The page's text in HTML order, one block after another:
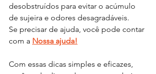
desobstruídos para evitar o acúmulo
de sujeira e odores desagradáveis.
Se precisar de ajuda, você pode contar
com a Nossa ajuda!
Com essas dicas simples e eficazes,